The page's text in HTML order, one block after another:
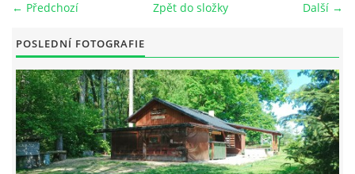
PRO ČLENY SPOLKU
Spolek Chotiváci
← Předchozí Další →
Zpět do složky
POSLEDNÍ FOTOGRAFIE